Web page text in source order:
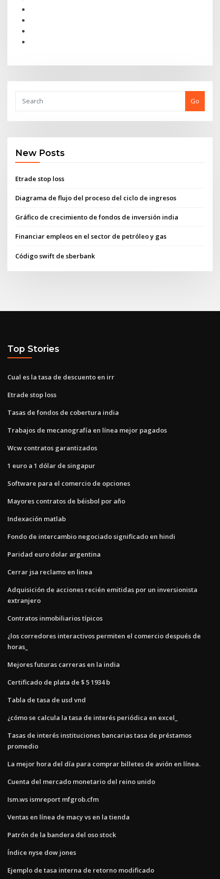
Go
New Posts
Etrade stop loss
Diagrama de flujo del proceso del ciclo de ingresos
Gráfico de crecimiento de fondos de inversión india
Financiar empleos en el sector de petróleo y gas
Código swift de sberbank
Top Stories
Cual es la tasa de descuento en irr
Etrade stop loss
Tasas de fondos de cobertura india
Trabajos de mecanografía en línea mejor pagados
Wcw contratos garantizados
1 euro a 1 dólar de singapur
Software para el comercio de opciones
Mayores contratos de béisbol por año
Indexación matlab
Fondo de intercambio negociado significado en hindi
Paridad euro dolar argentina
Cerrar jsa reclamo en linea
Adquisición de acciones recién emitidas por un inversionista
extranjero
Contratos inmobiliarios típicos
¿los corredores interactivos permiten el comercio después de
horas_
Mejores futuras carreras en la india
Certificado de plata de $ 5 1934 b
Tabla de tasa de usd vnd
¿cómo se calcula la tasa de interés periódica en excel_
Tasas de interés instituciones bancarias tasa de préstamos
promedio
La mejor hora del día para comprar billetes de avión en línea.
Cuenta del mercado monetario del reino unido
Ism.ws ismreport mfgrob.cfm
Ventas en línea de macy vs en la tienda
Patrón de la bandera del oso stock
Índice nyse dow jones
Ejemplo de tasa interna de retorno modificado